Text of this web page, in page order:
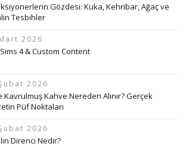
Gözdesi: Kuka, Kehribar, Ağaç ve
Tesbihler
2026
4 & Custom Content
2026
Kavrulmuş Kahve Nereden Alınır? Gerçek
Püf Noktaları
2026
Direnci Nedir?